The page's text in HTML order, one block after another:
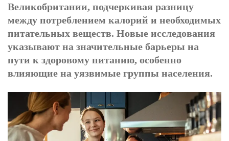
Великобритании, подчеркивая разницу
между потреблением калорий и необходимых
питательных веществ. Новые исследования
указывают на значительные барьеры на
пути к здоровому питанию, особенно
влияющие на уязвимые группы населения.